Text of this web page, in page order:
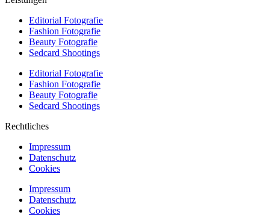
Editorial Fotografie
Fashion Fotografie
Beauty Fotografie
Sedcard Shootings
Editorial Fotografie
Fashion Fotografie
Beauty Fotografie
Sedcard Shootings
Rechtliches
Impressum
Datenschutz
Cookies
Impressum
Datenschutz
Cookies